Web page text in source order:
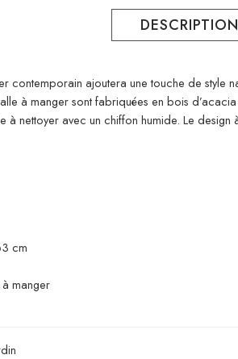
DESCRIPTION
contemporain ajoutera une touche de style
à manger sont fabriquées en bois
à nettoyer avec un chiffon humide. Le
cm
manger